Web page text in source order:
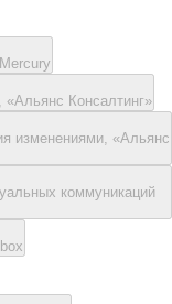
«Альянс Консалтинг»
изменениями, «Альянс
коммуникаций